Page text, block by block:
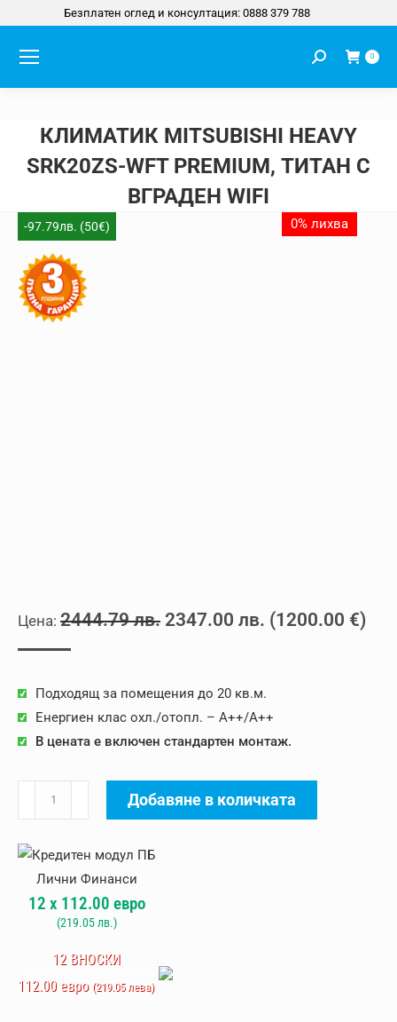
Безплатен оглед и консултация: 0888 379 788
Search: 0
КЛИМАТИК MITSUBISHI HEAVY
SRK20ZS-WFT PREMIUM, ТИТАН С
ВГРАДЕН WIFI
-97.79лв. (50€) 0% лихва
2444.79лв. Original
2444.79 лв..
2347.00 лв. Текущата
2347.00 лв..
(1200.00 €)
Подходящ за помещения до 20 кв.м.
Енергиен клас охл./отопл. – A++/A++
В цената е включен стандартен монтаж.
за
Mitsubishi
Heavy
SRK20ZS-
Premium,
титан
Добавяне в количката
12 x 112.00 евро
(219.05лв.)
12 ВНОСКИ
112.00 евро (219.05 лева)